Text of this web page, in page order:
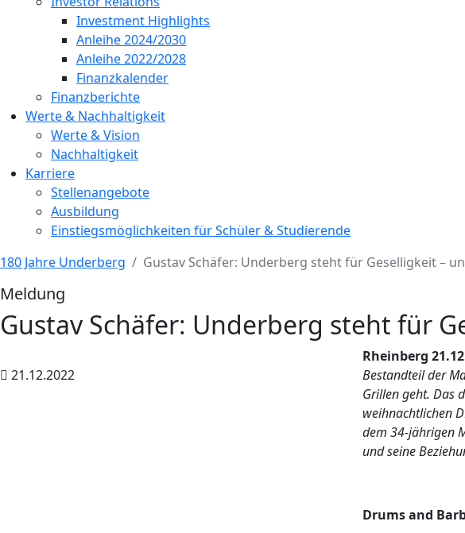
Investment Highlights
Anleihe 2024/2030
Anleihe 2022/2028
Finanzkalender
Finanzberichte
Werte & Nachhaltigkeit
Werte & Vision
Nachhaltigkeit
Karriere
Stellenangebote
Ausbildung
Einstiegsmöglichkeiten für Schüler & Studierende
180 Jahre Underberg
Gustav Schäfer: Underberg steht für Geselligkeit –
Meldung
Gustav Schäfer: Underberg steht für
21.12.2022
Rheinberg
Bestandteil der
Grillen geht. Das
weihnachtlichen
dem 34-jährigen
und seine
Drums and